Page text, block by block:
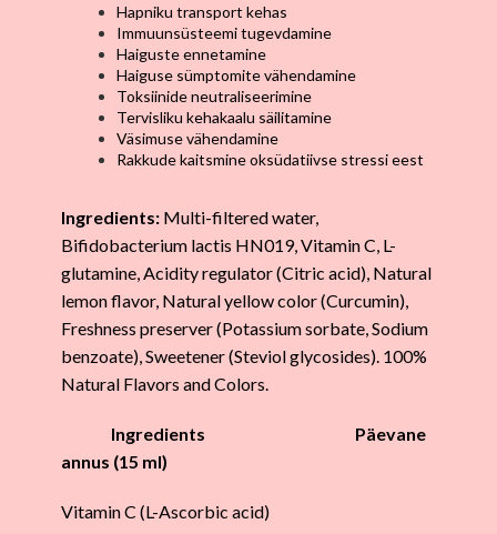
Hapniku transport kehas
Immuunsüsteemi tugevdamine
Haiguste ennetamine
Haiguse sümptomite vähendamine
Toksiinide neutraliseerimine
Tervisliku kehakaalu säilitamine
Väsimuse vähendamine
Rakkude kaitsmine oksüdatiivse stressi eest
Ingredients: Multi-filtered water,
Bifidobacterium lactis HN019, Vitamin C, L-
glutamine, Acidity regulator (Citric acid), Natural
lemon flavor, Natural yellow color (Curcumin),
Freshness preserver (Potassium sorbate, Sodium
benzoate), Sweetener (Steviol glycosides). 100%
Natural Flavors and Colors.
Ingredients Päevane
annus (15 ml)
Vitamin C (L-Ascorbic acid)